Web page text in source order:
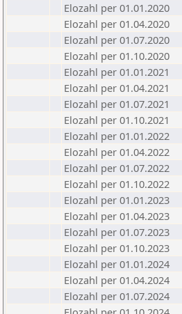
Elozahl per 01.01.2020
Elozahl per 01.04.2020
Elozahl per 01.07.2020
Elozahl per 01.10.2020
Elozahl per 01.01.2021
Elozahl per 01.04.2021
Elozahl per 01.07.2021
Elozahl per 01.10.2021
Elozahl per 01.01.2022
Elozahl per 01.04.2022
Elozahl per 01.07.2022
Elozahl per 01.10.2022
Elozahl per 01.01.2023
Elozahl per 01.04.2023
Elozahl per 01.07.2023
Elozahl per 01.10.2023
Elozahl per 01.01.2024
Elozahl per 01.04.2024
Elozahl per 01.07.2024